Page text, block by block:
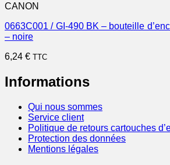
CANON
0663C001 / GI-490 BK – bouteille
– noire
6,24 € TTC
Informations
Qui nous sommes
Service client
Politique de retours cartouches
Protection des données
Mentions légales